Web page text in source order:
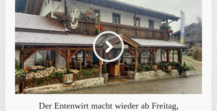
Der Entenwirt macht wieder ab Freitag,